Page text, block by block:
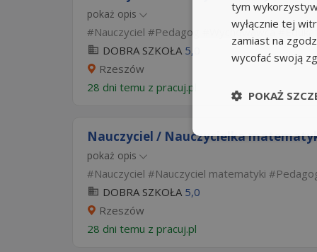
pokaż opis
Nauczyciel Pedagog Wychowawca
DOBRA SZKOŁA 5,0
Rzeszów
28 dni temu z pracuj.pl
Nauczyciel / Nauczycielka
pokaż opis
Nauczyciel Nauczyciel matematyki
DOBRA SZKOŁA 5,0
Rzeszów
28 dni temu z pracuj.pl
tym
wyłącznie tej
zamiast na
wycofać swoją
POKAŻ